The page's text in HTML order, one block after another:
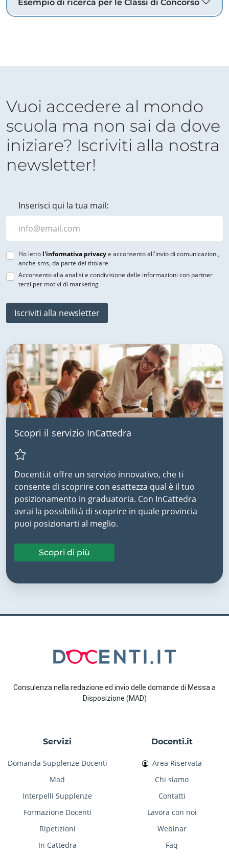
Esempio di ricerca per le Classi di Concorso
Vuoi accedere al mondo
scuola ma non sai da dove
iniziare? Iscriviti alla nostra
newsletter!
Inserisci qui la tua mail:
Ho letto l'informativa privacye acconsento all'invio di comunicazioni,
anche sms, da parte del titolare
Acconsento alla analisi e condivisione delle informazioni con partner
terzi per motivi di marketing
Iscriviti alla newsletter
Scopri il servizio InCattedra
Docenti.it offre un servizio innovativo, che ti
consente di scoprire con esattezza qual è il tuo
posizionamento in graduatoria. Con InCattedra
avrai la possibilità di scoprire in quale provincia
puoi posizionarti al meglio.
Scopri di più
Consulenza nella redazione ed invio delle domande di Messa a
Disposizione (MAD)
Servizi
Domanda Supplenze Docenti
Mad
Interpelli Supplenze
Formazione Docenti
Ripetizioni
In Cattedra
Docenti.it
Area Riservata
Chi siamo
Contatti
Lavora con noi
Webinar
Faq